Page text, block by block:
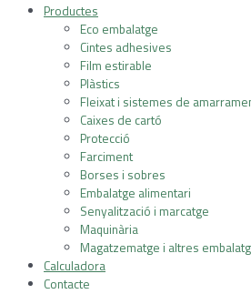
Productes
Eco embalatge
Cintes adhesives
Film estirable
Plàstics
Fleixat i sistemes de
Caixes de cartó
Protecció
Farciment
Borses i sobres
Embalatge alimentari
Senyalització i marcatge
Maquinària
Magatzematge i altres
Calculadora
Contacte